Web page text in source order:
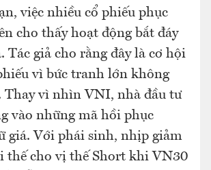
việc nhiều cổ phiếu phục
cho thấy hoạt động bắt đáy
Tác giả cho rằng đây là cơ hội
vì bức tranh lớn không
Thay vì nhìn VNI, nhà đầu tư
vào những mã hồi phục
giá. Với phái sinh, nhịp giảm
thế cho vị thế Short khi VN30